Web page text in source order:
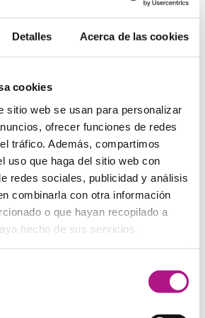
Detalles Acerca de las cookies
cookies
sitio web se usan para personalizar
ofrecer funciones de redes
tráfico. Además, compartimos
uso que haga del sitio web con
redes sociales, publicidad y análisis
combinarla con otra información
o que hayan recopilado a
hecho de sus servicios.
sino para hacer prácticas en
Una alternativa muy interesante si
“trampolín” para trabajar en el
en países de habla
te habías planteado antes: ¿qué tal
en el extranjero? Aunque no se
como tal, sin duda tendrás
para practicar mientras vives
En la webhttp://www.hacesfalta.org
de este tipo en todo el mundo.
practicando después
Seguro que vuelves sintiéndote